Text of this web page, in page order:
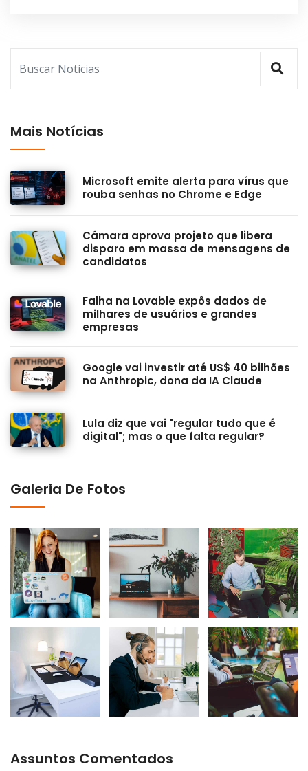
Mais Notícias
Microsoft emite alerta para vírus que
rouba senhas no Chrome e Edge
Câmara aprova projeto que libera
disparo em massa de mensagens de
candidatos
Falha na Lovable expôs dados de
milhares de usuários e grandes
empresas
Google vai investir até US$ 40 bilhões
na Anthropic, dona da IA Claude
Lula diz que vai "regular tudo que é
digital"; mas o que falta regular?
Galeria De Fotos
Assuntos Comentados